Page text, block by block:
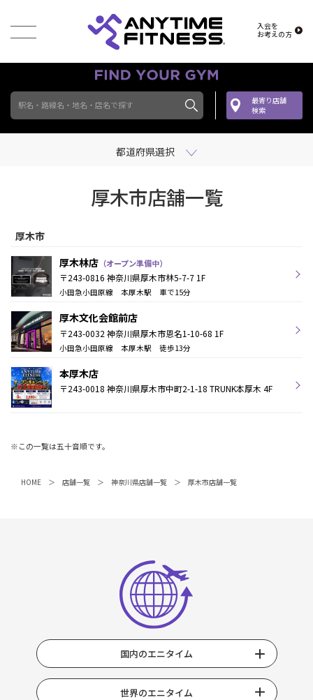
入会を
お考えの方
駅名・路線名・地名・店名で探す
最寄り店舗
検索
都道府県選択
厚木市店舗一覧
厚木市
厚木林店 （オープン準備中）
〒243-0816 神奈川県厚木市林5-7-7 1F
小田急小田原線 本厚木駅 車で15分
厚木文化会館前店
〒243-0032 神奈川県厚木市恩名1-10-68 1F
小田急小田原線 本厚木駅 徒歩13分
本厚木店
〒243-0018 神奈川県厚木市中町2-1-18 TRUNK本厚木 4F
※この一覧は五十音順です。
HOME 店舗一覧 神奈川県店舗一覧 厚木市店舗一覧
国内のエニタイム
世界のエニタイム